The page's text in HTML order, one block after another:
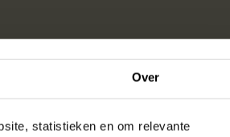
Over
statistieken en om relevante